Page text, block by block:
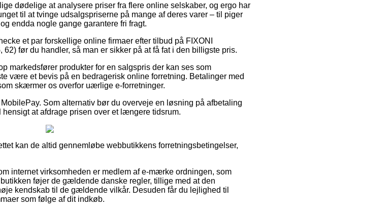
dødelige at analysere priser fra flere online selskaber, og ergo har
til at tvinge udsalgspriserne på mange af deres varer – til piger
endda nogle gange garantere fri fragt.
et par forskellige online firmaer efter tilbud på FIXONI
før du handler, så man er sikker på at få fat i den billigste pris.
markedsfører produkter for en salgspris der kan ses som
være et bevis på en bedragerisk online forretning. Betalinger med
skærmer os overfor uærlige e-forretninger.
Som alternativ bør du overveje en løsning på afbetaling
at afdrage prisen over et længere tidsrum.
kan de altid gennemløbe webbutikkens forretningsbetingelser,
internet virksomheden er medlem af e-mærke ordningen, som
føjer de gældende danske regler, tillige med at den
kendskab til de gældende vilkår. Desuden får du lejlighed til
som følge af dit indkøb.